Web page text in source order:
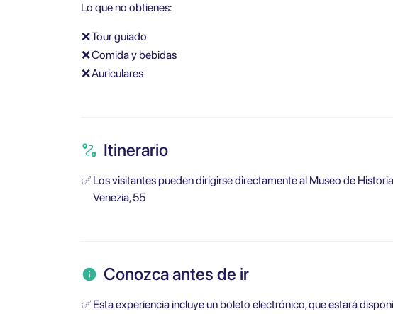
Lo que no obtienes:
❌Tour guiado
❌Comida y bebidas
❌Auriculares
Itinerario
✅ Los visitantes pueden dirigirse directamente al Museo de
Venezia, 55
Conozca antes de ir
✅ Esta experiencia incluye un boleto electrónico, que estará